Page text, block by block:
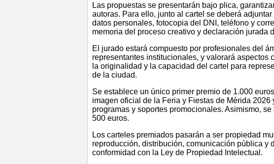
Las propuestas se presentarán bajo plica,
autoras. Para ello, junto al cartel se deberá
datos personales, fotocopia del DNI, teléfono y
memoria del proceso creativo y declaración jurada
El jurado estará compuesto por profesionales del
representantes institucionales, y valorará aspectos
la originalidad y la capacidad del cartel para
de la ciudad.
Se establece un único primer premio de 1.000
imagen oficial de la Feria y Fiestas de Mérida
programas y soportes promocionales. Asimismo,
500 euros.
Los carteles premiados pasarán a ser propiedad
reproducción, distribución, comunicación pública y
conformidad con la Ley de Propiedad Intelectual.